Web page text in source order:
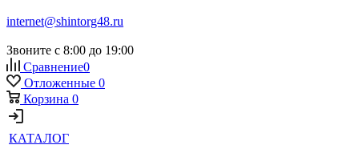
internet@shintorg48.ru
Звоните с 8:00 до 19:00
Сравнение0
Отложенные 0
Корзина 0
КАТАЛОГ